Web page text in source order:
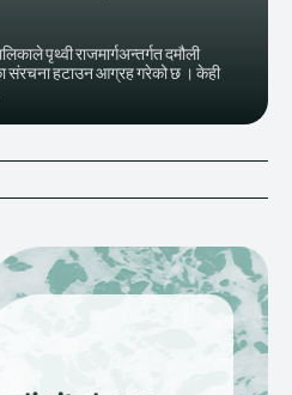
पृथ्वी राजमार्गअन्तर्गत दमौली
संरचना हटाउन आग्रह गरेको छ । केही